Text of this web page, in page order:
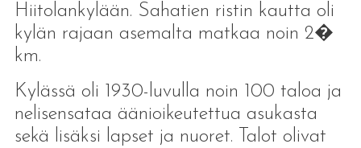
Hiitolankylään. Sahatien ristin kautta oli
kylän rajaan asemalta matkaa noin 2�
km.
Kylässä oli 1930-luvulla noin 100 taloa ja
nelisensataa äänioikeutettua asukasta
sekä lisäksi lapset ja nuoret. Talot olivat